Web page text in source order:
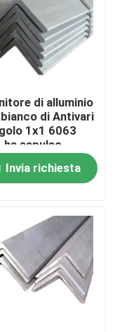
del mulino
di alluminio
di Antivari
1x1 6063
ha espulso
dell'OEM
Invia richiesta